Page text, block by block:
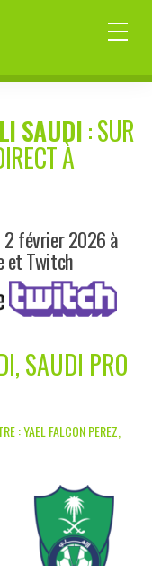
SAUDI: SUR
À
février 2026 à
et Twitch
SAUDI PRO
: YAEL FALCON PEREZ,